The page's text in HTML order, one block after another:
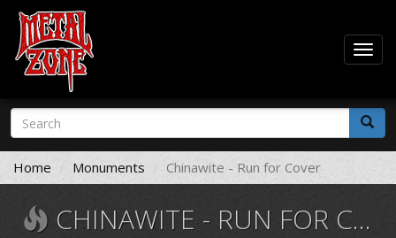
Skip
main
content
Search
form
Search
Home Monuments Chinawite - Run for Cover
CHINAWITE - RUN FOR COVER